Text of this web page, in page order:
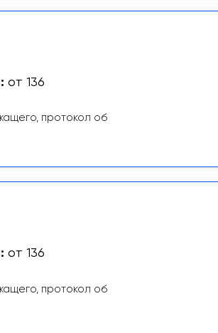
от 136
протокол об
от 136
протокол об